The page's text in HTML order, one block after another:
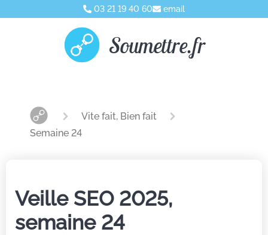
03 21 19 40 60 email
Soumettre.fr
Vite fait, Bien fait
Semaine 24
Veille SEO 2025,
semaine 24